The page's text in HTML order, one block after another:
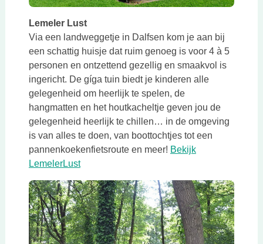
Lemeler Lust
Via een landweggetje in Dalfsen kom je aan bij
een schattig huisje dat ruim genoeg is voor 4 à 5
personen en ontzettend gezellig en smaakvol is
ingericht. De gíga tuin biedt je kinderen alle
gelegenheid om heerlijk te spelen, de
hangmatten en het houtkacheltje geven jou de
gelegenheid heerlijk te chillen… in de omgeving
is van alles te doen, van boottochtjes tot een
pannenkoekenfietsroute en meer! Bekijk
LemelerLustDeze link opent in een nieuwe tab